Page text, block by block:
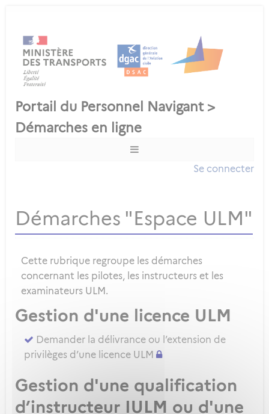
Se connecter
Démarches "Espace ULM"
Cette rubrique regroupe les démarches
concernant les pilotes, les instructeurs et les
examinateurs ULM.
Gestion d'une licence ULM
Demander la délivrance ou l’extension de
privilèges d’une licence ULM
Gestion d'une qualification
d’instructeur IULM ou d'une